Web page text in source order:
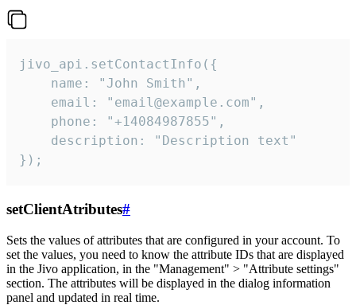
jivo_api.setContactInfo({
    name: "John Smith",
    email: "email@example.com",
    phone: "+14084987855",
    description: "Description text"
});
setClientAtributes#
Sets the values ​​of attributes that are configured in your account. To
set the values, you need to know the attribute IDs that are displayed
in the Jivo application, in the "Management" > "Attribute settings"
section. The attributes will be displayed in the dialog information
panel and updated in real time.